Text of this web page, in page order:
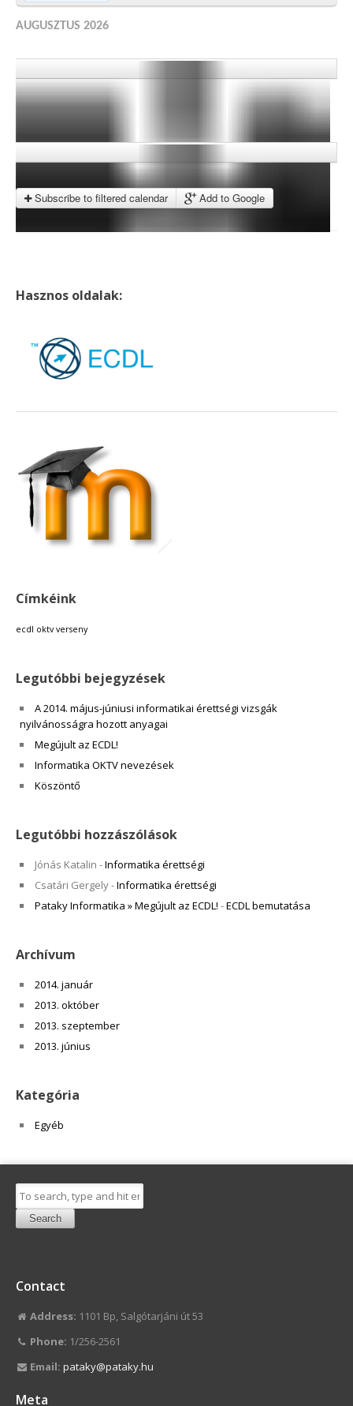
AUGUSZTUS 2026
Subscribe to filtered calendar Add to Google
Hasznos oldalak:
Címkéink
ecdl oktv verseny
Legutóbbi bejegyzések
A 2014. május-júniusi informatikai érettségi vizsgák
nyilvánosságra hozott anyagai
Megújult az ECDL!
Informatika OKTV nevezések
Köszöntő
Legutóbbi hozzászólások
Jónás Katalin -Informatika érettségi
Csatári Gergely-Informatika érettségi
Pataky Informatika » Megújult az ECDL! -ECDL bemutatása
Archívum
2014. január
2013. október
2013. szeptember
2013. június
Kategória
Egyéb
Search
Contact
Address: 1101 Bp, Salgótarjáni út 53
Phone: 1/256-2561
Email: pataky@pataky.hu
Meta